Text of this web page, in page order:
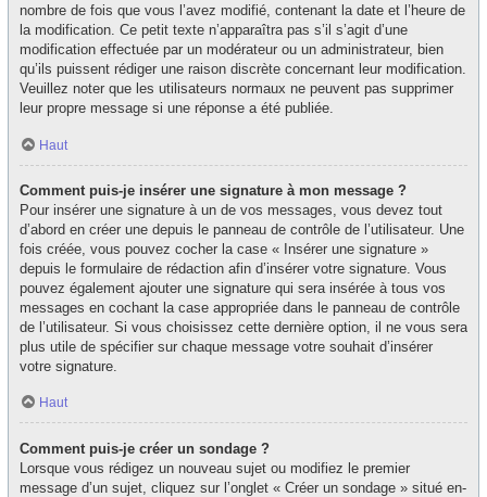
nombre de fois que vous l’avez modifié, contenant la date et l’heure de
la modification. Ce petit texte n’apparaîtra pas s’il s’agit d’une
modification effectuée par un modérateur ou un administrateur, bien
qu’ils puissent rédiger une raison discrète concernant leur modification.
Veuillez noter que les utilisateurs normaux ne peuvent pas supprimer
leur propre message si une réponse a été publiée.
Haut
Comment puis-je insérer une signature à mon message ?
Pour insérer une signature à un de vos messages, vous devez tout
d’abord en créer une depuis le panneau de contrôle de l’utilisateur. Une
fois créée, vous pouvez cocher la case « Insérer une signature »
depuis le formulaire de rédaction afin d’insérer votre signature. Vous
pouvez également ajouter une signature qui sera insérée à tous vos
messages en cochant la case appropriée dans le panneau de contrôle
de l’utilisateur. Si vous choisissez cette dernière option, il ne vous sera
plus utile de spécifier sur chaque message votre souhait d’insérer
votre signature.
Haut
Comment puis-je créer un sondage ?
Lorsque vous rédigez un nouveau sujet ou modifiez le premier
message d’un sujet, cliquez sur l’onglet « Créer un sondage » situé en-